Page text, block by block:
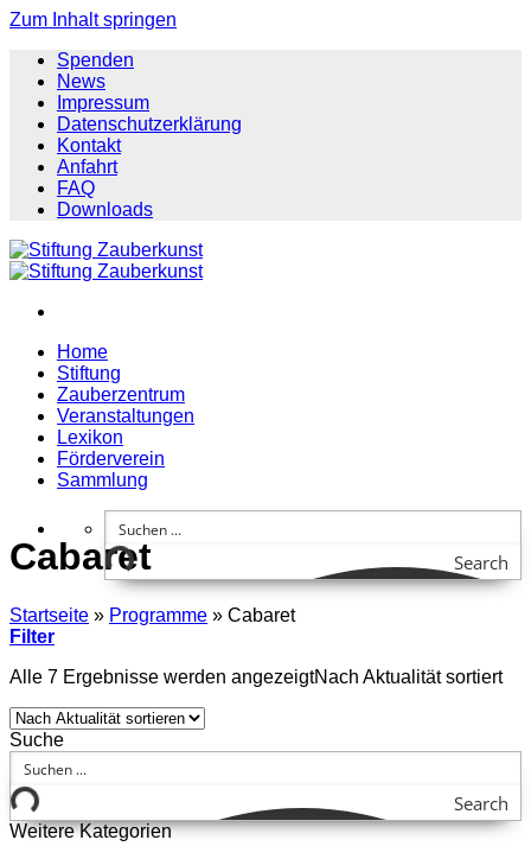
Zum Inhalt springen
Spenden
News
Impressum
Datenschutzerklärung
Kontakt
Anfahrt
FAQ
Downloads
Home
Stiftung
Zauberzentrum
Veranstaltungen
Lexikon
Förderverein
Sammlung
Search
Cabaret
Startseite » Programme » Cabaret
Filter
Alle 7 Ergebnisse werden angezeigtNach Aktualität sortiert
Suche
Search
Weitere Kategorien